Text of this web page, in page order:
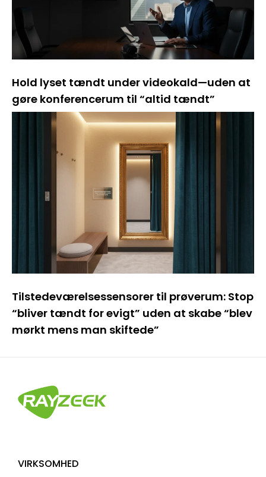
Hold lyset tændt under videokald—uden at
gøre konferencerum til “altid tændt”
Tilstedeværelsessensorer til prøverum: Stop
“bliver tændt for evigt” uden at skabe “blev
mørkt mens man skiftede”
VIRKSOMHED